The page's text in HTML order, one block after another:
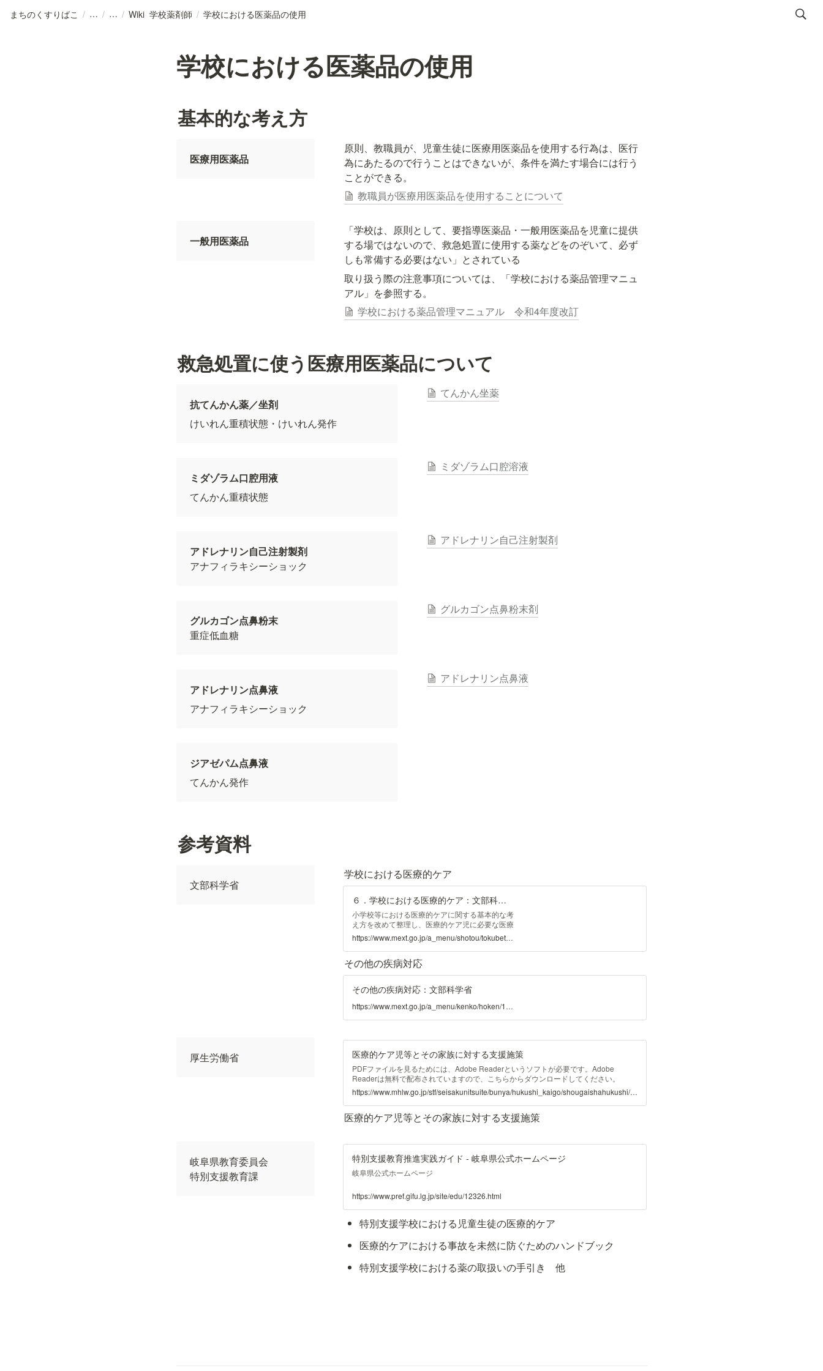
まちのくすりばこ / / / Wiki_学校薬剤師 / 学校における医薬品の使用
学校における医薬品の使用
基本的な考え方
医療用医薬品
原則、教職員が、児童生徒に医療用医薬品を使用する行為は、医行
為にあたるので行うことはできないが、条件を満たす場合には行う
ことができる。
教職員が医療用医薬品を使用することについて
一般用医薬品
「学校は、原則として、要指導医薬品・一般用医薬品を児童に提供
する場ではないので、救急処置に使用する薬などをのぞいて、必ず
しも常備する必要はない」とされている
取り扱う際の注意事項については、「学校における薬品管理マニュ
アル」を参照する。
学校における薬品管理マニュアル 令和4年度改訂
救急処置に使う医療用医薬品について
抗てんかん薬／坐剤
けいれん重積状態・けいれん発作
てんかん坐薬
ミダゾラム口腔用液
てんかん重積状態
ミダゾラム口腔溶液
アナフィラキシーショック
アドレナリン自己注射製剤
グルカゴン点鼻粉末
重症低血糖
グルカゴン点鼻粉末剤
アドレナリン点鼻液
アナフィラキシーショック
アドレナリン点鼻液
ジアゼパム点鼻液
てんかん発作
参考資料
文部科学省
学校における医療的ケア
６．学校における医療的ケア：文部科学省
小学校等における医療的ケアに関する基本的な考
え方を改めて整理し、医療的ケア児に必要な医療
的ケアの内容の把握及び、小学校等や教育委員会
等における具体的な医療的ケアに関する体制の整
備等の参考となる資料を作成しました。
https://www.mext.go.jp/a_menu/shotou/tokubetu/mext_00706.html
その他の疾病対応
その他の疾病対応：文部科学省
https://www.mext.go.jp/a_menu/kenko/hoken/1353640.htm
厚生労働省 医療的ケア児等とその家族に対する支援施策
PDFファイルを見るためには、Adobe Readerというソフトが必要です。Adobe
Readerは無料で配布されていますので、こちらからダウンロードしてください。
https://www.mhlw.go.jp/stf/seisakunitsuite/bunya/hukushi_kaigo/shougaishahukushi/service/index_00004.html
医療的ケア児等とその家族に対する支援施策
岐阜県教育委員会
特別支援教育課
特別支援教育推進実践ガイド - 岐阜県公式ホームページ
岐阜県公式ホームページ
https://www.pref.gifu.lg.jp/site/edu/12326.html
特別支援学校における児童生徒の医療的ケア
医療的ケアにおける事故を未然に防ぐためのハンドブック
特別支援学校における薬の取扱いの手引き　他